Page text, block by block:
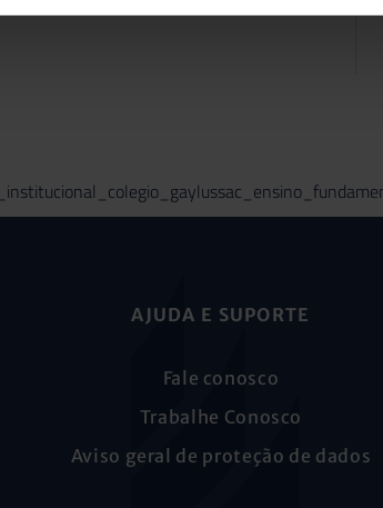
AJUDA E SUPORTE
Fale conosco
Trabalhe Conosco
Aviso geral de proteção de dados